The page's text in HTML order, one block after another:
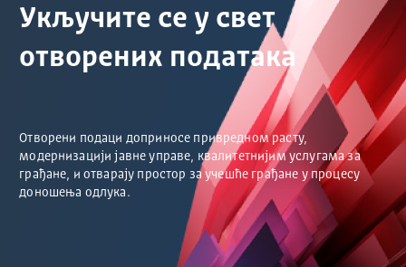
Укључите се у свет
отворених података
Отворени подаци доприносе привредном расту,
модернизацији јавне управе, квалитетнијим услугама за
грађане, и отварају простор за учешће грађане у процесу
доношења одлука.